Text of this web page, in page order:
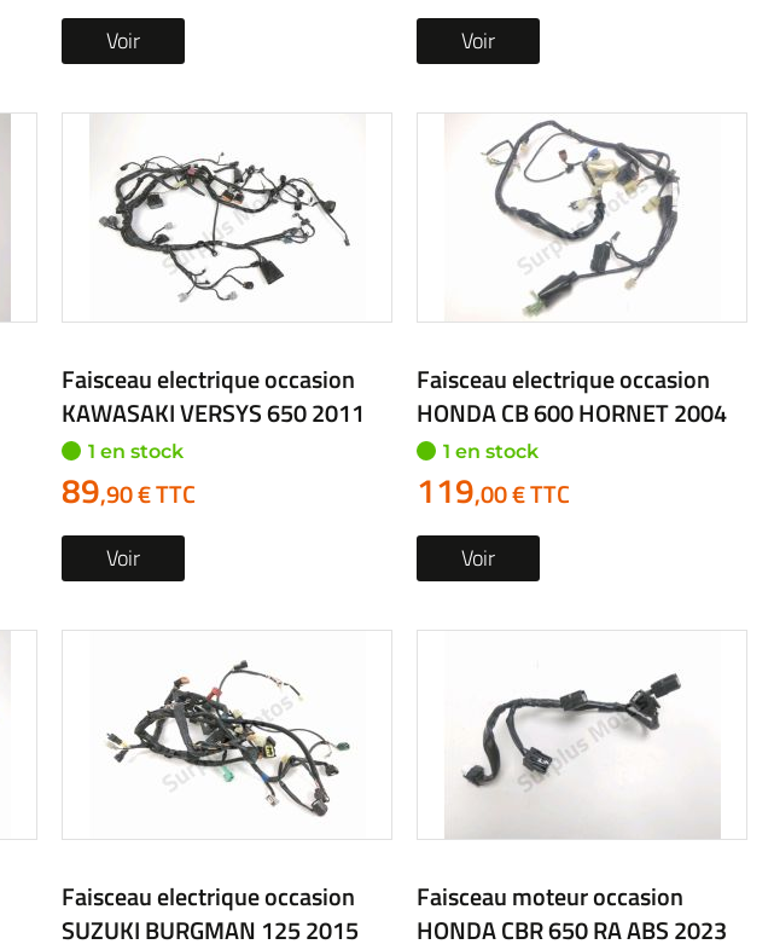
Voir Voir
Faisceau electrique occasion
KAWASAKI VERSYS 650 2011
1 en stock
89,90 € TTC
Voir
Faisceau electrique occasion
HONDA CB 600 HORNET 2004
1 en stock
119,00 € TTC
Voir
Faisceau electrique occasion
SUZUKI BURGMAN 125 2015
Faisceau moteur occasion
HONDA CBR 650 RA ABS 2023